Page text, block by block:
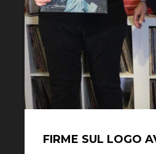
FIRME SUL LOGO